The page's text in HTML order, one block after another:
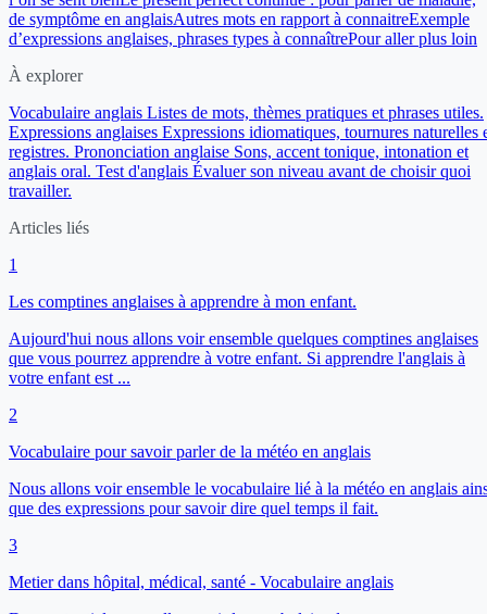
de symptôme en anglaisAutres mots en rapport à connaitreExemple
d’expressions anglaises, phrases types à connaîtrePour aller plus loin
À explorer
Vocabulaire anglais Listes de mots, thèmes pratiques et phrases utiles.
Expressions anglaises Expressions idiomatiques, tournures naturelles
registres. Prononciation anglaise Sons, accent tonique, intonation et
anglais oral. Test d'anglais Évaluer son niveau avant de choisir quoi
travailler.
Articles liés
1
Les comptines anglaises à apprendre à mon enfant.
Aujourd'hui nous allons voir ensemble quelques comptines anglaises
que vous pourrez apprendre à votre enfant. Si apprendre l'anglais à
votre enfant est ...
2
Vocabulaire pour savoir parler de la météo en anglais
Nous allons voir ensemble le vocabulaire lié à la météo en anglais
que des expressions pour savoir dire quel temps il fait.
3
Metier dans hôpital, médical, santé - Vocabulaire anglais